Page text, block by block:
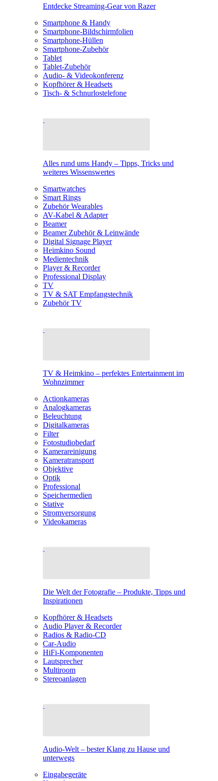
Entdecke Streaming-Gear von Razer
Smartphone & Handy
Smartphone-Bildschirmfolien
Smartphone-Hüllen
Smartphone-Zubehör
Tablet
Tablet-Zubehör
Audio- & Videokonferenz
Kopfhörer & Headsets
Tisch- & Schnurlostelefone
Alles rund ums Handy – Tipps, Tricks und
weiteres Wissenswertes
Smartwatches
Smart Rings
Zubehör Wearables
AV-Kabel & Adapter
Beamer
Beamer Zubehör & Leinwände
Digital Signage Player
Heimkino Sound
Medientechnik
Player & Recorder
Professional Display
TV
TV & SAT Empfangstechnik
Zubehör TV
TV & Heimkino – perfektes Entertainment im
Wohnzimmer
Actionkameras
Analogkameras
Beleuchtung
Digitalkameras
Filter
Fotostudiobedarf
Kamerareinigung
Kameratransport
Objektive
Optik
Professional
Speichermedien
Stative
Stromversorgung
Videokameras
Die Welt der Fotografie – Produkte, Tipps und
Inspirationen
Kopfhörer & Headsets
Audio Player & Recorder
Radios & Radio-CD
Car-Audio
HiFi-Komponenten
Lautsprecher
Multiroom
Stereoanlagen
Audio-Welt – bester Klang zu Hause und
unterwegs
Eingabegeräte